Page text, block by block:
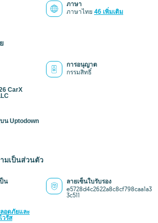
ภาษา
ภาษาไทย 46 เพิ่มเติม
การอนุญาต
กรรมสิทธิ์
CarX
น Uptodown
มเป็นส่วนตัว
น ลายเซ็นใบรับรอง
e5728d4c2622a8c8cf798caa1a3
3c511
อดภัยและ
วรัส